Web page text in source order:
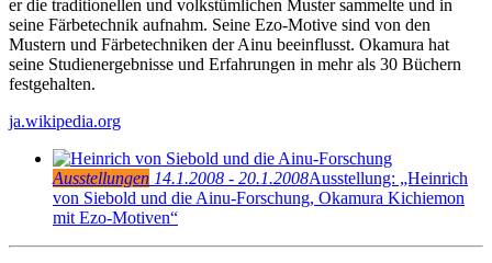
er die traditionellen und volkstümlichen Muster sammelte und in
seine Färbetechnik aufnahm. Seine Ezo-Motive sind von den
Mustern und Färbetechniken der Ainu beeinflusst. Okamura hat
seine Studienergebnisse und Erfahrungen in mehr als 30 Büchern
festgehalten.
ja.wikipedia.org
Ausstellungen 14.1.2008 - 20.1.2008Ausstellung: „Heinrich
von Siebold und die Ainu-Forschung, Okamura Kichiemon
mit Ezo-Motiven“